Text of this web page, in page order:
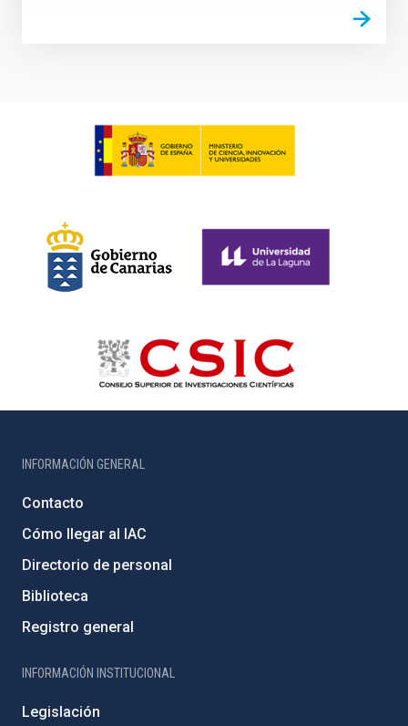
INFORMACIÓN GENERAL
Contacto
Cómo llegar al IAC
Directorio de personal
Biblioteca
Registro general
INFORMACIÓN INSTITUCIONAL
Legislación